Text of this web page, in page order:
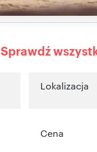
Sprawdź
Lokalizacja
Cena